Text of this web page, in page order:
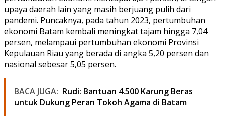
upaya daerah lain yang masih berjuang pulih dari
pandemi. Puncaknya, pada tahun 2023, pertumbuhan
ekonomi Batam kembali meningkat tajam hingga 7,04
persen, melampaui pertumbuhan ekonomi Provinsi
Kepulauan Riau yang berada di angka 5,20 persen dan
nasional sebesar 5,05 persen.
BACA JUGA: Rudi: Bantuan 4.500 Karung Beras
untuk Dukung Peran Tokoh Agama di Batam